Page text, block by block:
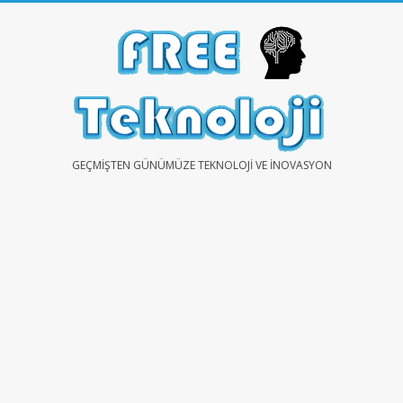
FREEGEÇMIŞTEN GÜNÜMÜZE TEKNOLOJI VE İNOVASYON